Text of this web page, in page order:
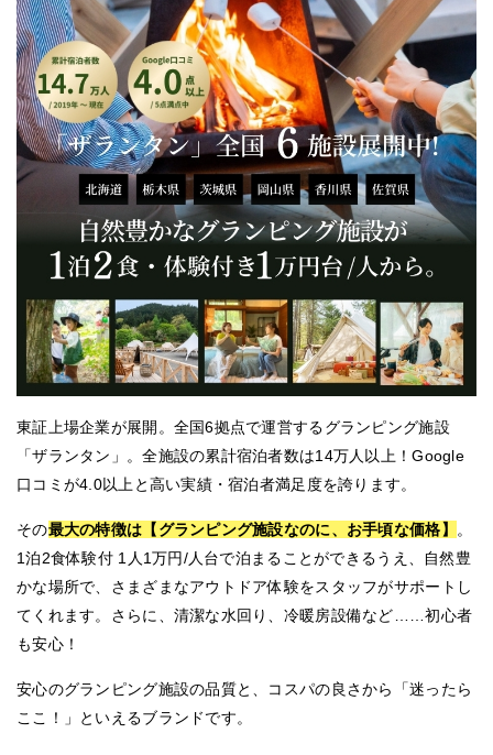
東証上場企業が展開。全国6拠点で運営するグランピング施設
「ザランタン」。全施設の累計宿泊者数は14万人以上！Google
口コミが4.0以上と高い実績・宿泊者満足度を誇ります。
その最大の特徴は【グランピング施設なのに、お手頃な価格】 。
1泊2食体験付 1人1万円/人台で泊まることができるうえ、自然豊
かな場所で、さまざまなアウトドア体験をスタッフがサポートし
てくれます。さらに、清潔な水回り、冷暖房設備など……初心者
も安心！
安心のグランピング施設の品質と、コスパの良さから「迷ったら
ここ！」といえるブランドです。